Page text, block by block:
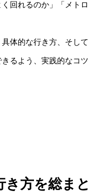
回れるのか」「メトロ
体的な行き方、そして
るよう、実践的なコツ
方を総まと